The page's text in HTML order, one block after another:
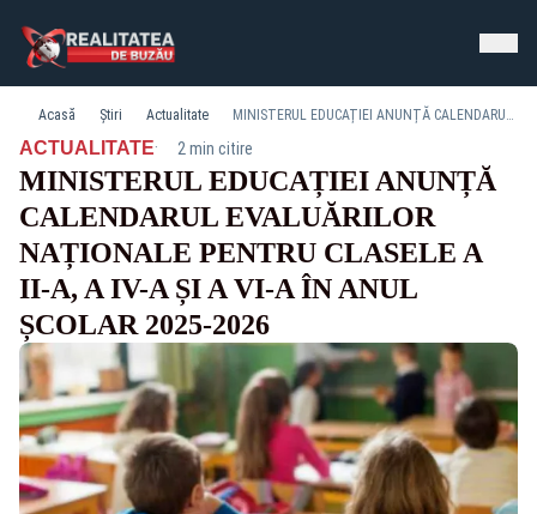
Acasă Știri Actualitate MINISTERUL EDUCAȚIEI ANUNȚĂ CALENDARUL EVALUĂRILOR NAȚIONALE PENTRU CLASELE A II-A, A IV-A ȘI A VI-A ÎN ANUL ȘCOLAR 2025-2026
ACTUALITATE· 2 min citire
MINISTERUL EDUCAȚIEI ANUNȚĂ
CALENDARUL EVALUĂRILOR
NAȚIONALE PENTRU CLASELE A
II-A, A IV-A ȘI A VI-A ÎN ANUL
ȘCOLAR 2025-2026